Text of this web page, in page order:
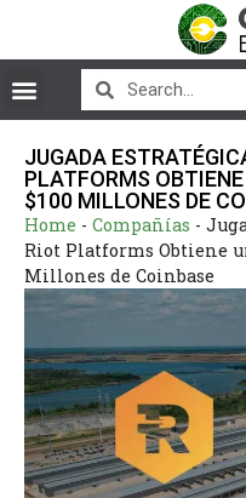
JUGADA
PLATFORMS
$100 MILLONES DE
Home - Compañías -
Riot Platforms Obtiene
Millones de Coinbase